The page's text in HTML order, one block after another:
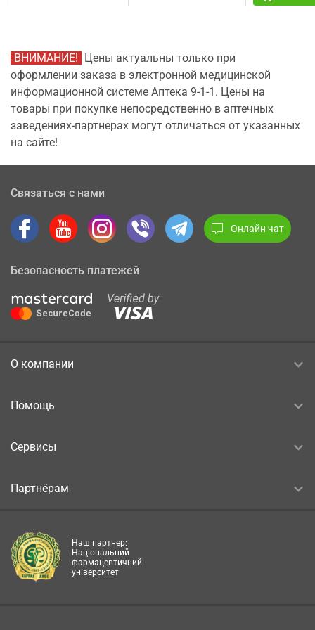
ВНИМАНИЕ!
Цены актуальны только при
оформлении заказа в электронной медицинской
информационной системе Аптека 9-1-1. Цены на
товары при покупке непосредственно в аптечных
заведениях-партнерах могут отличаться от указанных
на сайте!
Связаться с нами
Онлайн чат
Безопасность платежей
О компании
Помощь
Сервисы
Партнёрам
Наш партнер:
Національний
фармацевтичний
університет